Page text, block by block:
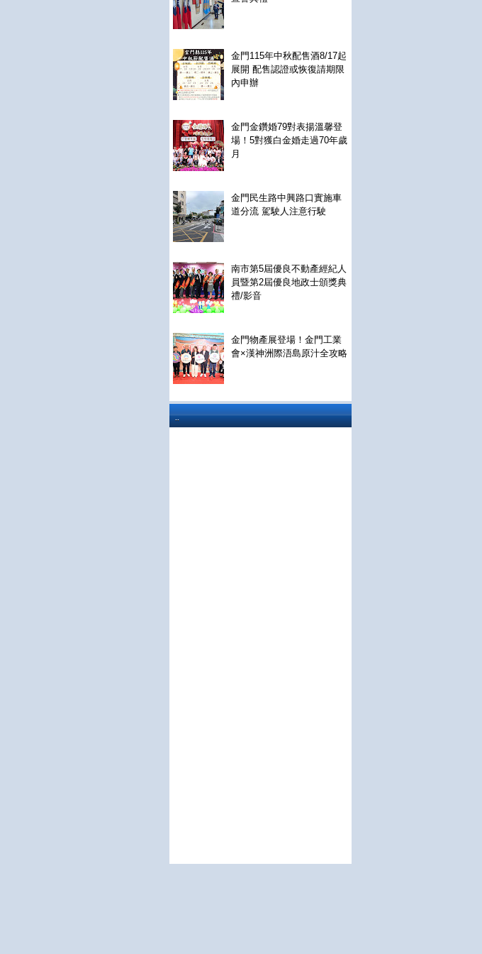
金門115年中秋配售酒8/17起
展開 配售認證或恢復請期限
內申辦
金門金鑽婚79對表揚溫馨登
場！5對獲白金婚走過70年歲
月
金門民生路中興路口實施車
道分流 駕駛人注意行駛
南市第5屆優良不動產經紀人
員暨第2屆優良地政士頒獎典
禮/影音
金門物產展登場！金門工業
會×漢神洲際浯島原汁全攻略
..